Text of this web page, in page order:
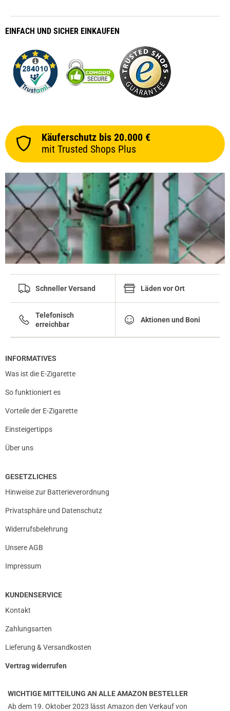
EINFACH UND SICHER EINKAUFEN
Käuferschutz bis 20.000 €
mit Trusted Shops Plus
Schneller Versand Läden vor Ort
Telefonisch
erreichbar
Aktionen und Boni
INFORMATIVES
Was ist die E-Zigarette
So funktioniert es
Vorteile der E-Zigarette
Einsteigertipps
Über uns
GESETZLICHES
Hinweise zur Batterieverordnung
Privatsphäre und Datenschutz
Widerrufsbelehrung
Unsere AGB
Impressum
KUNDENSERVICE
Kontakt
Zahlungsarten
Lieferung & Versandkosten
Vertrag widerrufen
WICHTIGE MITTEILUNG AN ALLE AMAZON BESTELLER
Ab dem 19. Oktober 2023 lässt Amazon den Verkauf von